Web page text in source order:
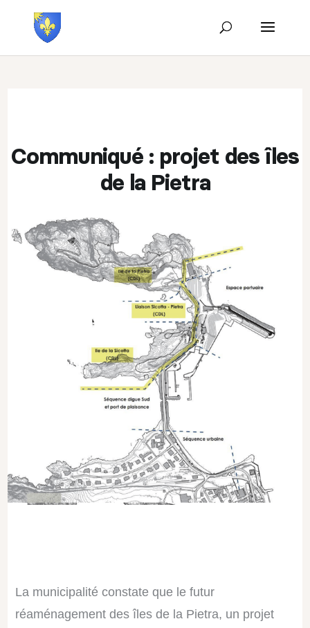
Communiqué : projet des îles
de la Pietra
La municipalité constate que le futur
réaménagement des îles de la Pietra, un projet